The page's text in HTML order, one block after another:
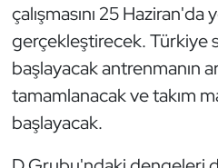
çalışmasını 25 Haziran'da
gerçekleştirecek. Türkiye
başlayacak antrenmanın
tamamlanacak ve takım
başlayacak.
Yüzme